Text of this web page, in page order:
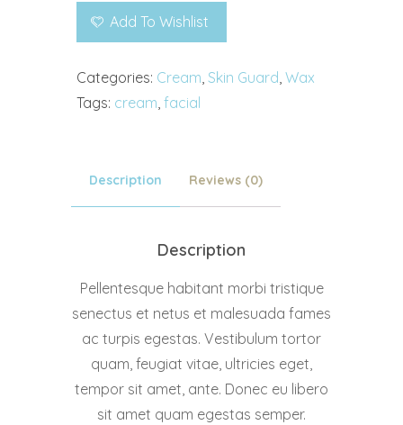
Add To Wishlist
Categories: Cream, Skin Guard, Wax
Tags: cream, facial
Description Reviews (0)
Description
Pellentesque habitant morbi tristique
senectus et netus et malesuada fames
ac turpis egestas. Vestibulum tortor
quam, feugiat vitae, ultricies eget,
tempor sit amet, ante. Donec eu libero
sit amet quam egestas semper.